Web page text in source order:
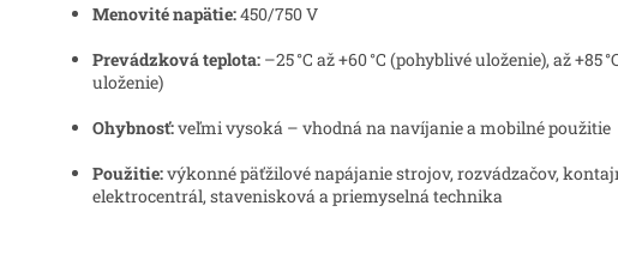
Menovité napätie:450/750 V
Prevádzková teplota: –25 °C až +60 °C (pohyblivé uloženie), až +85
uloženie)
Ohybnosť:veľmi vysoká – vhodná na navíjanie a mobilné použitie
Použitie:výkonné päťžilové napájanie strojov, rozvádzačov,
elektrocentrál, stavenisková a priemyselná technika